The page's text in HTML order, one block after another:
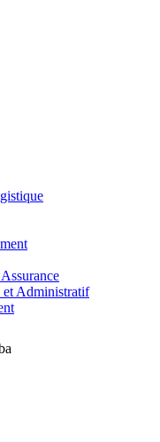
et Administratif